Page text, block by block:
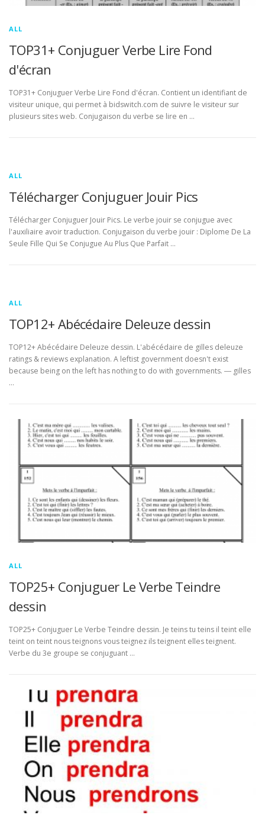
ALL
TOP31+ Conjuguer Verbe Lire Fond
d'écran
TOP31+ Conjuguer Verbe Lire Fond d'écran. Contient un identifiant de
visiteur unique, qui permet à bidswitch.com de suivre le visiteur sur
plusieurs sites web. Conjugaison du verbe se lire en …
ALL
Télécharger Conjuguer Jouir Pics
Télécharger Conjuguer Jouir Pics. Le verbe jouir se conjugue avec
l'auxiliaire avoir traduction. Conjugaison du verbe jouir : Diplome De La
Seule Fille Qui Se Conjugue Au Plus Que Parfait …
ALL
TOP12+ Abécédaire Deleuze dessin
TOP12+ Abécédaire Deleuze dessin. L'abécédaire de gilles deleuze
ratings & reviews explanation. A leftist government doesn't exist
because being on the left has nothing to do with governments. ― gilles
…
ALL
TOP25+ Conjuguer Le Verbe Teindre
dessin
TOP25+ Conjuguer Le Verbe Teindre dessin. Je teins tu teins il teint elle
teint on teint nous teignons vous teignez ils teignent elles teignent.
Verbe du 3e groupe se conjuguant …